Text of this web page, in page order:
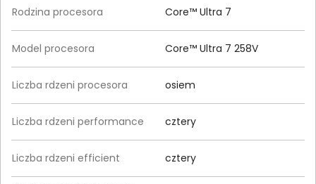
Rodzina procesora Core™ Ultra 7
Model procesora Core™ Ultra 7 258V
Liczba rdzeni procesora osiem
Liczba rdzeni performance cztery
Liczba rdzeni efficient cztery